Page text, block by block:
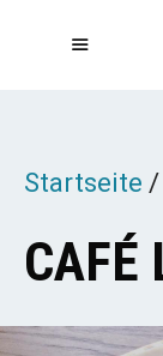
Startseite /
CAFÉ